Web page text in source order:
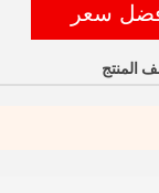
سعر
المنتج